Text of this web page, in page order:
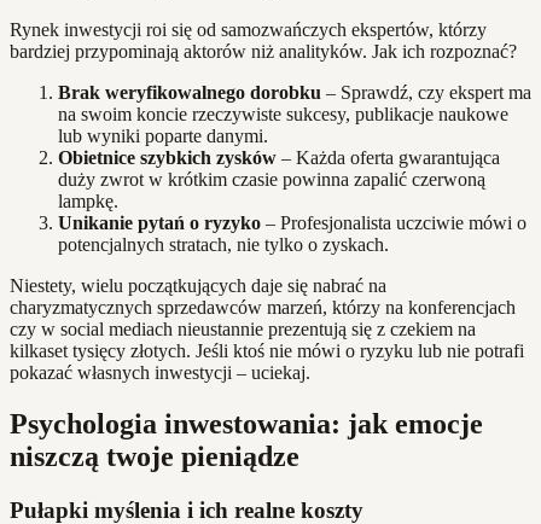
Rynek inwestycji roi się od samozwańczych ekspertów, którzy
bardziej przypominają aktorów niż analityków. Jak ich rozpoznać?
Brak weryfikowalnego dorobku – Sprawdź, czy ekspert ma
na swoim koncie rzeczywiste sukcesy, publikacje naukowe
lub wyniki poparte danymi.
Obietnice szybkich zysków – Każda oferta gwarantująca
duży zwrot w krótkim czasie powinna zapalić czerwoną
lampkę.
Unikanie pytań o ryzyko – Profesjonalista uczciwie mówi o
potencjalnych stratach, nie tylko o zyskach.
Niestety, wielu początkujących daje się nabrać na
charyzmatycznych sprzedawców marzeń, którzy na konferencjach
czy w social mediach nieustannie prezentują się z czekiem na
kilkaset tysięcy złotych. Jeśli ktoś nie mówi o ryzyku lub nie potrafi
pokazać własnych inwestycji – uciekaj.
Psychologia inwestowania: jak emocje
niszczą twoje pieniądze
Pułapki myślenia i ich realne koszty